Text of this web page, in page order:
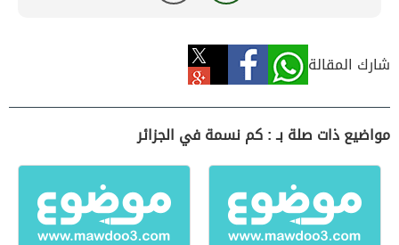
شارك المقالة
مواضيع ذات صلة بـ : كم نسمة في الجزائر